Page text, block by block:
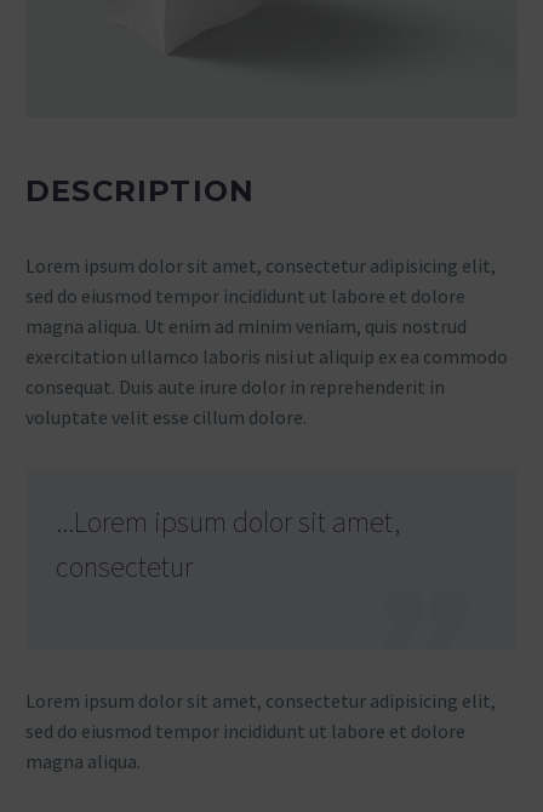
DESCRIPTION
Lorem ipsum dolor sit amet, consectetur adipisicing elit,
sed do eiusmod tempor incididunt ut labore et dolore
magna aliqua. Ut enim ad minim veniam, quis nostrud
exercitation ullamco laboris nisi ut aliquip ex ea commodo
consequat. Duis aute irure dolor in reprehenderit in
voluptate velit esse cillum dolore.
...Lorem ipsum dolor sit amet,
consectetur
Lorem ipsum dolor sit amet, consectetur adipisicing elit,
sed do eiusmod tempor incididunt ut labore et dolore
magna aliqua.